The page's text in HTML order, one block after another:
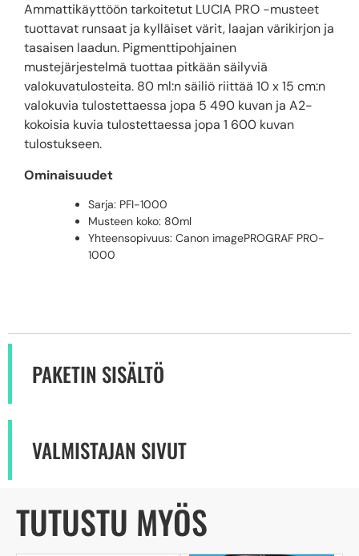
Ammattikäyttöön tarkoitetut LUCIA PRO -musteet
tuottavat runsaat ja kylläiset värit, laajan värikirjon ja
tasaisen laadun. Pigmenttipohjainen
mustejärjestelmä tuottaa pitkään säilyviä
valokuvatulosteita. 80 ml:n säiliö riittää 10 x 15 cm:n
valokuvia tulostettaessa jopa 5 490 kuvan ja A2-
kokoisia kuvia tulostettaessa jopa 1 600 kuvan
tulostukseen.
Ominaisuudet
Sarja: PFI-1000
Musteen koko: 80ml
Yhteensopivuus: Canon imagePROGRAF PRO-
1000
PAKETIN SISÄLTÖ
VALMISTAJAN SIVUT
TUTUSTU MYÖS